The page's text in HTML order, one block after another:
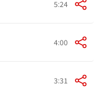
5:24
4:00
3:31